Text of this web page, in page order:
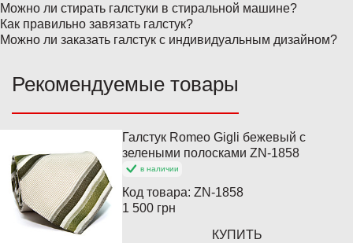
Можно ли стирать галстуки в стиральной машине?
Как правильно завязать галстук?
Можно ли заказать галстук с индивидуальным дизайном?
Рекомендуемые товары
Галстук Romeo Gigli бежевый с
зелеными полосками ZN-1858
в наличии
Код товара: ZN-1858
1 500 грн
КУПИТЬ